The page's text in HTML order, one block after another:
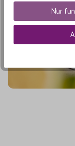
Nur